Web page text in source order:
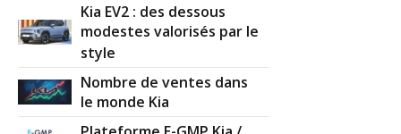
Kia EV2 : des dessous
modestes valorisés par le
style
Nombre de ventes dans
le monde Kia